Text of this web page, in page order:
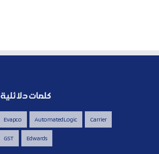
كلمات دلائلية
Carrier
AutomatedLogic
Evapco
Edwards
GST